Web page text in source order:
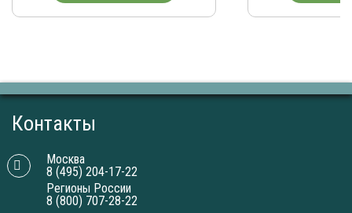
Контакты
Москва
8 (495) 204-17-22
Регионы России
8 (800) 707-28-22